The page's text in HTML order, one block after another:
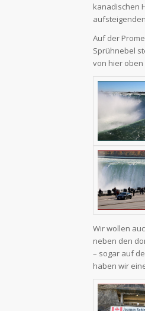
kanadischen
Auf der
Sprühnebel
von hier oben
Wir wollen
neben den
– sogar auf
haben wir